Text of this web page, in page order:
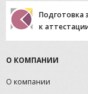
О КОМПАНИИ
О компании
Подготовка
к